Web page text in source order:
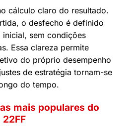
cálculo claro do resultado.
o desfecho é definido
inicial, sem condições
Essa clareza permite
do próprio desempenho
de estratégia tornam-se
do tempo.
mais populares do